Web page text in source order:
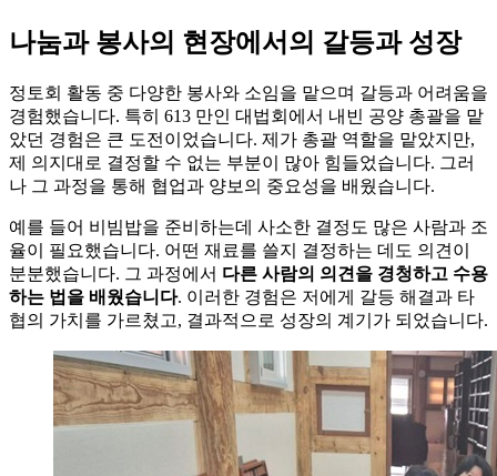
나눔과 봉사의 현장에서의 갈등과 성장
정토회 활동 중 다양한 봉사와 소임을 맡으며 갈등과 어려움을
경험했습니다. 특히 613 만인 대법회에서 내빈 공양 총괄을 맡
았던 경험은 큰 도전이었습니다. 제가 총괄 역할을 맡았지만,
제 의지대로 결정할 수 없는 부분이 많아 힘들었습니다. 그러
나 그 과정을 통해 협업과 양보의 중요성을 배웠습니다.
예를 들어 비빔밥을 준비하는데 사소한 결정도 많은 사람과 조
율이 필요했습니다. 어떤 재료를 쓸지 결정하는 데도 의견이
분분했습니다. 그 과정에서 다른 사람의 의견을 경청하고 수용
하는 법을 배웠습니다. 이러한 경험은 저에게 갈등 해결과 타
협의 가치를 가르쳤고, 결과적으로 성장의 계기가 되었습니다.